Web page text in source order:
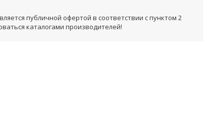
публичной офертой в соответствии с пунктом 2
каталогами производителей!